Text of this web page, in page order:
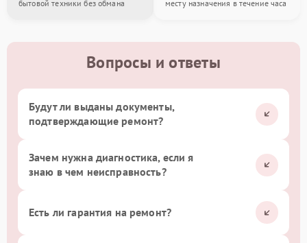
бытовой техники без обмана
месту назначения в течение часа
Вопросы и ответы
Будут ли выданы документы,
подтверждающие ремонт?
Зачем нужна диагностика, если я
знаю в чем неисправность?
Есть ли гарантия на ремонт?